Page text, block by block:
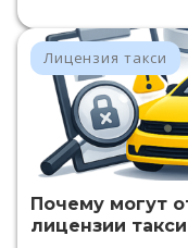
Лицензия такси
Почему могут
лицензии такси